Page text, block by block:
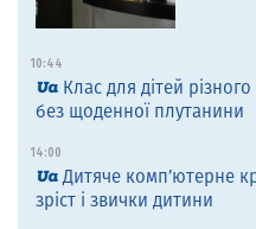
10:44
Клас для дітей
без щоденної плутанини
14:00
Дитяче комп’ютерне
зріст і звички дитини